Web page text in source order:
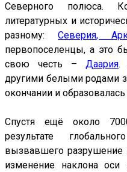
Северного полюса.
литературных и
разному: Северия,
первопоселенцы, а это
свою честь – Даария.
другими белыми родами
окончании и
Спустя ещё около
результате
вызвавшего разрушение
изменение наклона